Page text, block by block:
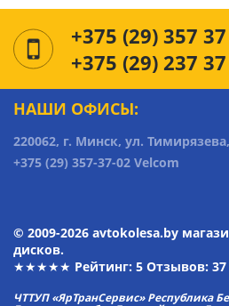
+375 (29) 357
+375 (29) 237
НАШИ ОФИСЫ:
220062, г. Минск, ул.
+375 (29) 357-37-02 Velcom
© 2009-2026 avtokolesa.by
дисков.
★★★★★ Рейтинг: 5 Отзывов: 37
ЧТТУП «ЯрТранСервис» Республика